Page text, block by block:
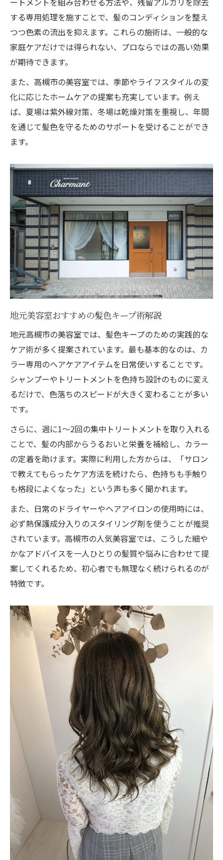
する専用処理を施すことで、髪のコンディションを整え
つつ色素の流出を抑えます。これらの施術は、一般的な
家庭ケアだけでは得られない、プロならではの高い効果
が期待できます。
また、高槻市の美容室では、季節やライフスタイルの変
化に応じたホームケアの提案も充実しています。例え
ば、夏場は紫外線対策、冬場は乾燥対策を重視し、年間
を通じて髪色を守るためのサポートを受けることができ
ます。
地元美容室おすすめの髪色キープ術解説
地元高槻市の美容室では、髪色キープのための実践的な
ケア術が多く提案されています。最も基本的なのは、カ
ラー専用のヘアケアアイテムを日常使いすることです。
シャンプーやトリートメントを色持ち設計のものに変え
るだけで、色落ちのスピードが大きく変わることが多い
です。
さらに、週に1～2回の集中トリートメントを取り入れる
ことで、髪の内部からうるおいと栄養を補給し、カラー
の定着を助けます。実際に利用した方からは、「サロン
で教えてもらったケア方法を続けたら、色持ちも手触り
も格段によくなった」という声も多く聞かれます。
また、日常のドライヤーやヘアアイロンの使用時には、
必ず熱保護成分入りのスタイリング剤を使うことが推奨
されています。高槻市の人気美容室では、こうした細や
かなアドバイスを一人ひとりの髪質や悩みに合わせて提
案してくれるため、初心者でも無理なく続けられるのが
特徴です。